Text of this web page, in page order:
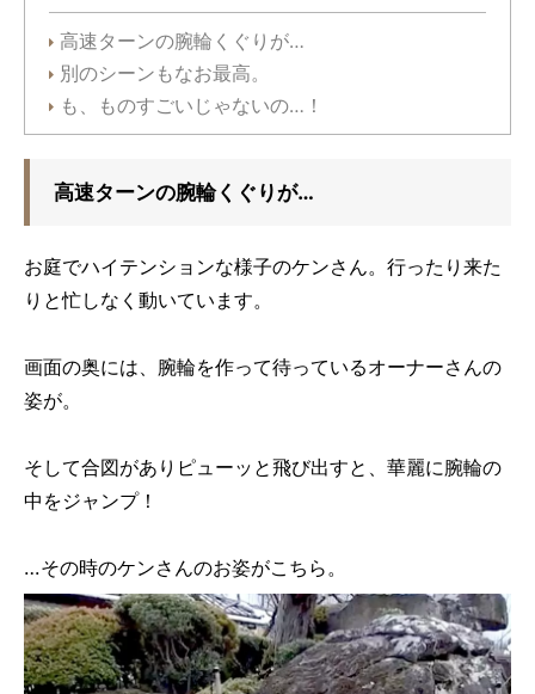
高速ターンの腕輪くぐりが…
別のシーンもなお最高。
も、ものすごいじゃないの…！
高速ターンの腕輪くぐりが…
お庭でハイテンションな様子のケンさん。行ったり来た
りと忙しなく動いています。
画面の奥には、腕輪を作って待っているオーナーさんの
姿が。
そして合図がありピューッと飛び出すと、華麗に腕輪の
中をジャンプ！
…その時のケンさんのお姿がこちら。